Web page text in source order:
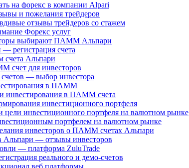
на форекс в компании Alpari
и пожелания трейдеров
отзывы трейдеров со стажем
Форекс услуг
выбирают ПAMM Альпари
регистрация счета
счета Альпари
счет для инвесторов
— выбор инвестора
в ПАММ
инвестирования в ПАММ счета
инвестиционного портфеля
цели инвестиционного портфеля на валютном рынке
портфелем на валютном рынке
инвесторов о ПAMM счетах Альпари
— отзывы инвесторов
— платформа ZuluTrade
реального и демо-счетов
веб платформы